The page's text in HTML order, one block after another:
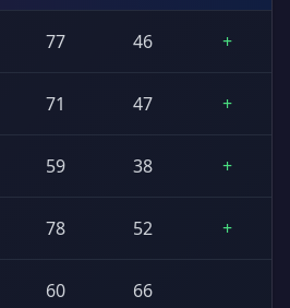
77 46 +
71 47 +
59 38 +
78 52 +
60 66